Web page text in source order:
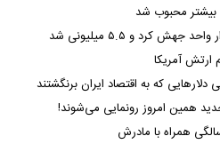
بیشتر محبوب شد
ارتش آمریکا
همراه با مادرش